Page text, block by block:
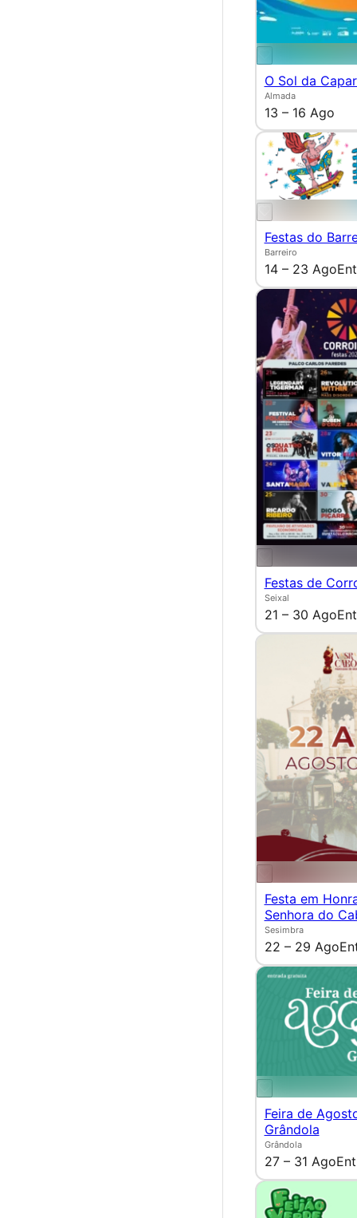
O Sol da
Almada
13 – 16 Ago
Festas do
Barreiro
14 – 23 Ago
Festas de
Seixal
21 – 30 Ago
Festa em
Senhora do
Sesimbra
22 – 29 Ago
Feira de
Grândola
Grândola
27 – 31 Ago